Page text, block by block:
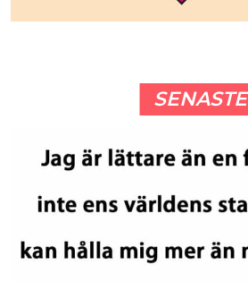
SENASTE